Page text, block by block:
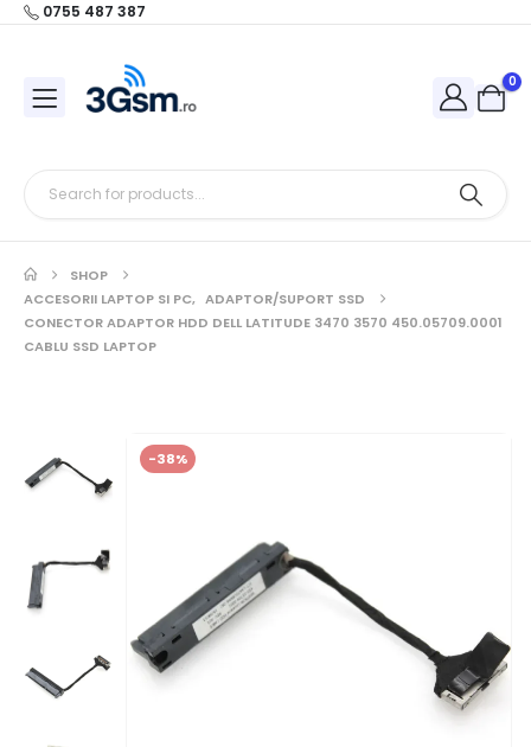
0755 487 387
0
SHOP
ACCESORII LAPTOP SI PC, ADAPTOR/SUPORT SSD
CONECTOR ADAPTOR HDD DELL LATITUDE 3470 3570 450.05709.0001
CABLU SSD LAPTOP
-38%